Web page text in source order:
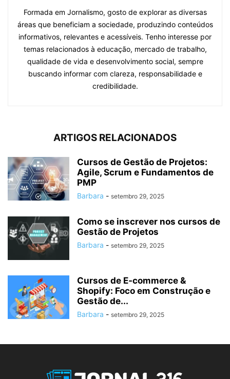
Formada em Jornalismo, gosto de explorar as diversas
áreas que beneficiam a sociedade, produzindo conteúdos
informativos, relevantes e acessíveis. Tenho interesse por
temas relacionados à educação, mercado de trabalho,
qualidade de vida e desenvolvimento social, sempre
buscando informar com clareza, responsabilidade e
credibilidade.
ARTIGOS RELACIONADOS
Cursos de Gestão de Projetos:
Agile, Scrum e Fundamentos de
PMP
Barbara - setembro 29, 2025
Como se inscrever nos cursos de
Gestão de Projetos
Barbara - setembro 29, 2025
Cursos de E‑commerce &
Shopify: Foco em Construção e
Gestão de...
Barbara - setembro 29, 2025